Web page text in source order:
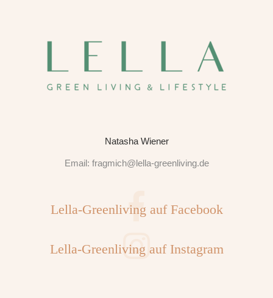
Natasha Wiener
Email: fragmich@lella-greenliving.de
Lella-Greenliving auf Facebook
Lella-Greenliving auf Instagram